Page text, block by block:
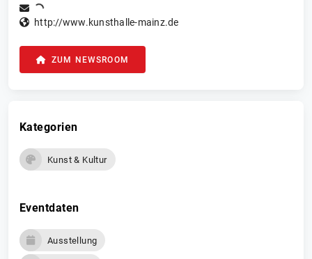
http://www.kunsthalle-mainz.de
ZUM NEWSROOM
Kategorien
Kunst & Kultur
Eventdaten
Ausstellung